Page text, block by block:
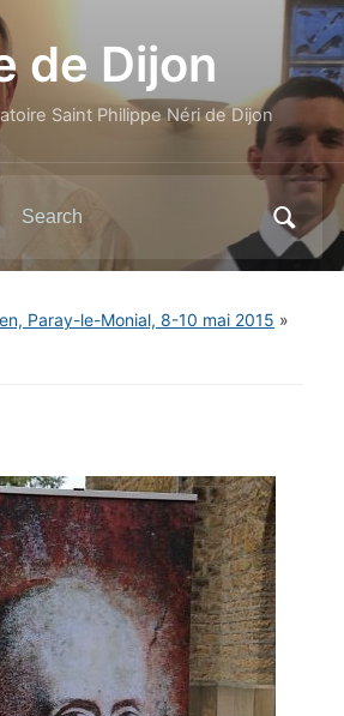
de Dijon
Saint Philippe Néri de Dijon
Paray-le-Monial, 8-10 mai 2015 »